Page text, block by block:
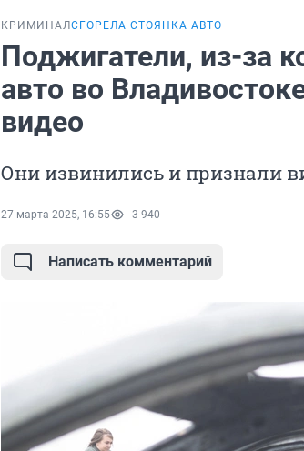
КРИМИНАЛСГОРЕЛА СТОЯНКА АВТО
Поджигатели, из-за
авто во
видео
Они извинились и признали
27 марта 2025, 16:55 3 940
Написать комментарий